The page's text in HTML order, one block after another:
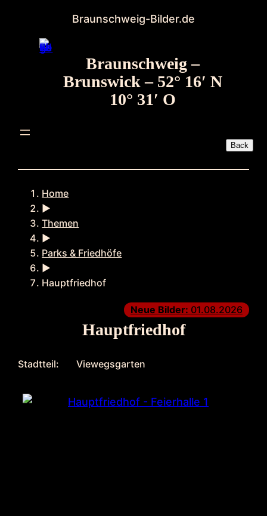
springen
Braunschweig-Bilder.de
Braunschweig –
Brunswick – 52° 16′ N
10° 31′ O
Home
►
Themen
►
Parks & Friedhöfe
►
Hauptfriedhof
Neue Bilder: 01.08.2026
Hauptfriedhof
Stadtteil: Viewegsgarten